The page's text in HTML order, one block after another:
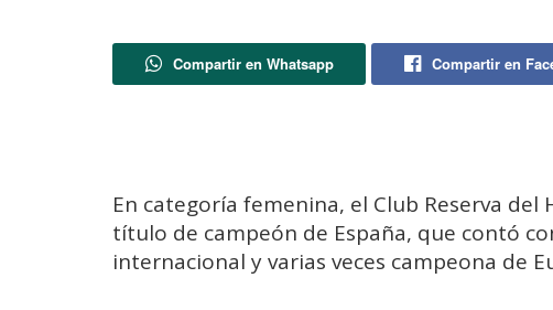
Compartir en Whatsapp Compartir en
En categoría femenina, el Club Reserva
título de campeón de España, que contó
internacional y varias veces campeona de